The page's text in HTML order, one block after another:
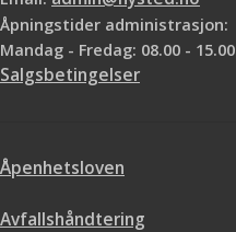
Åpningstider administrasjon:
Mandag - Fredag: 08.00 - 15.00
Salgsbetingelser
Åpenhetsloven
Avfallshåndtering